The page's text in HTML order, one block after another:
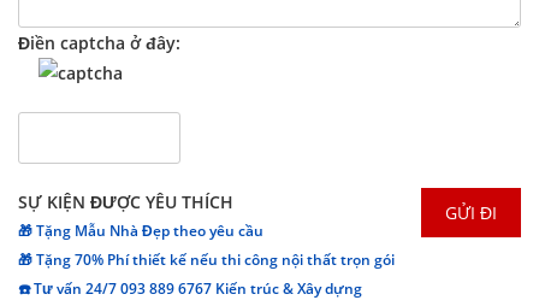
Điền captcha ở đây:
SỰ KIỆN ĐƯỢC YÊU THÍCH
🎁 Tặng Mẫu Nhà Đẹp theo yêu cầu
🎁 Tặng 70% Phí thiết kế nếu thi công nội thất trọn gói
☎️ Tư vấn 24/7 093 889 6767 Kiến trúc & Xây dựng